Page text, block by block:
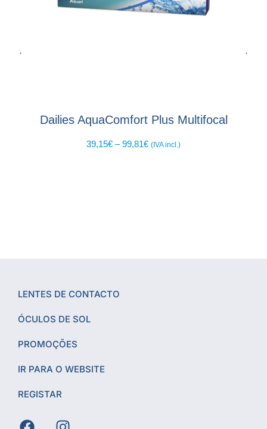
Dailies AquaComfort Plus Multifocal
39,15€ – 99,81€ (IVA incl.)
LENTES DE CONTACTO
ÓCULOS DE SOL
PROMOÇÕES
IR PARA O WEBSITE
REGISTAR